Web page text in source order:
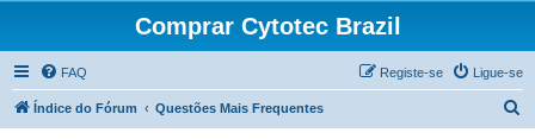
Comprar Cytotec Brazil
FAQ Ligue-se
Registe-se
Índice do Fórum Questões Mais Frequentes